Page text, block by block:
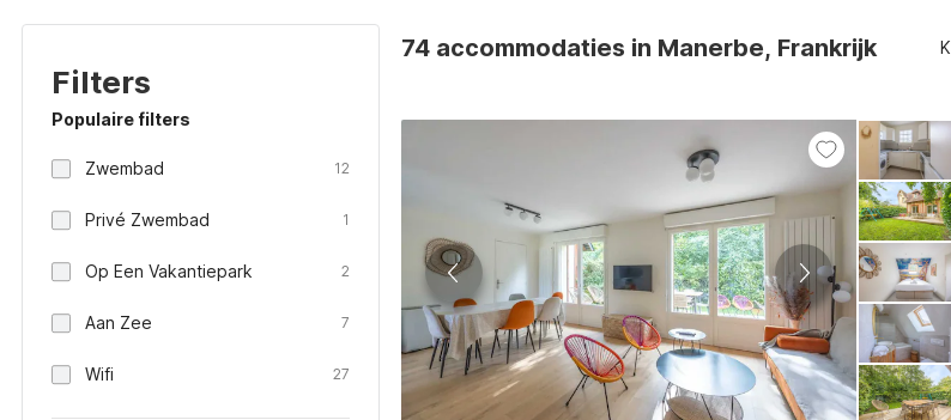
Filters
Populaire filters
Zwembad 12
Privé Zwembad 1
Op Een Vakantiepark 2
Aan Zee 7
Wifi 27
74 accommodaties in Manerbe, Frankrijk